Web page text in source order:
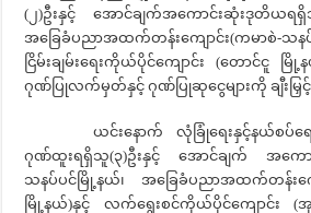
(၂)ဦးနှင့် အောင်ချက်အကောင်းဆုံးဒုတိယ
အခြေခံပညာအထက်တန်းကျောင်း(ကမာစဲ-သန
ငြိမ်းချမ်း‌ရေးကိုယ်ပိုင်‌ကျောင်း (တောင်ငူ
ဂုဏ်ပြုလက်မှတ်နှင့် ဂုဏ်ပြုဆုငွေများကို ချီးမြှ
ယင်းနောက် လုံခြုံရေးနှင့်နယ်စပ်ရေး
ဂုဏ်ထူးရရှိသူ(၃)ဦးနှင့် အောင်ချက် အက
သနပ်ပင်မြို့နယ်၊ အခြေခံပညာအထက်တန်းက
မြို့နယ်)နှင့် လက်ရွေးစင်ကိုယ်ပိုင်ကျောင်း‌